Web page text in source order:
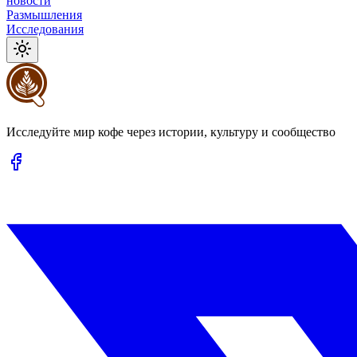
Размышления
Исследования
Исследуйте мир кофе через истории, культуру и сообщество